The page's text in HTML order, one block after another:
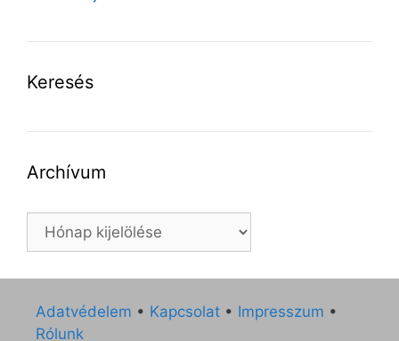
Keresés
Archívum
Archívum
Adatvédelem • Kapcsolat • Impresszum •
Rólunk